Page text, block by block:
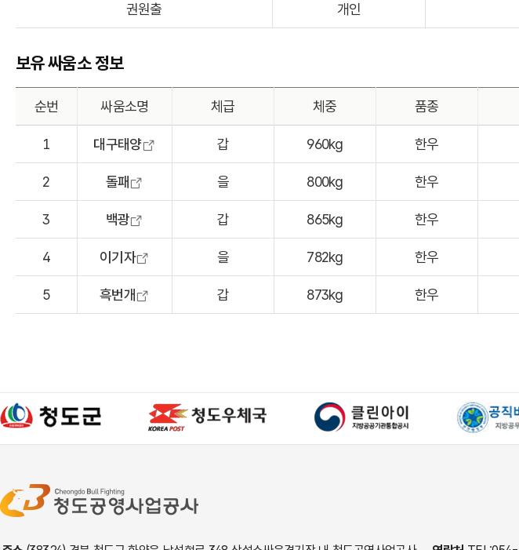
권원출 개인
보유 싸움소 정보
순번 싸움소명 체급 체중 품종
1 대구태양 갑 960kg 한우
2 돌패 을 800kg 한우
3 백광 갑 865kg 한우
4 이기자 을 782kg 한우
5 흑번개 갑 873kg 한우